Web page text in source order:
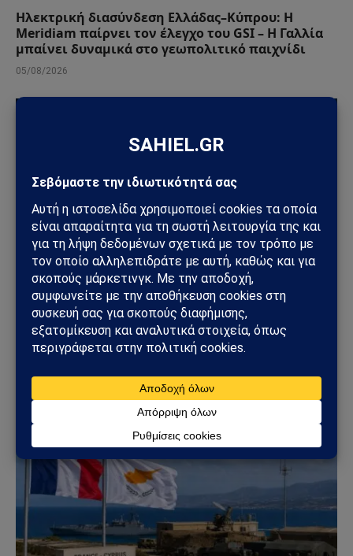
Ηλεκτρική διασύνδεση Ελλάδας–Κύπρου: Η
Meridiam παίρνει τον έλεγχο του GSI – Η Γαλλία
μπαίνει δυναμικά στο γεωπολιτικό παιχνίδι
05/08/2026
ΚΎΠΡΟΣ
Η Τουρκία κλιμακώνει την πίεση για την Κύπρο:
Μπαχτσελί, Ερντογάν και τουρκική ηγεσία
στέλνουν κοινό μήνυμα για «δύο κράτη» και